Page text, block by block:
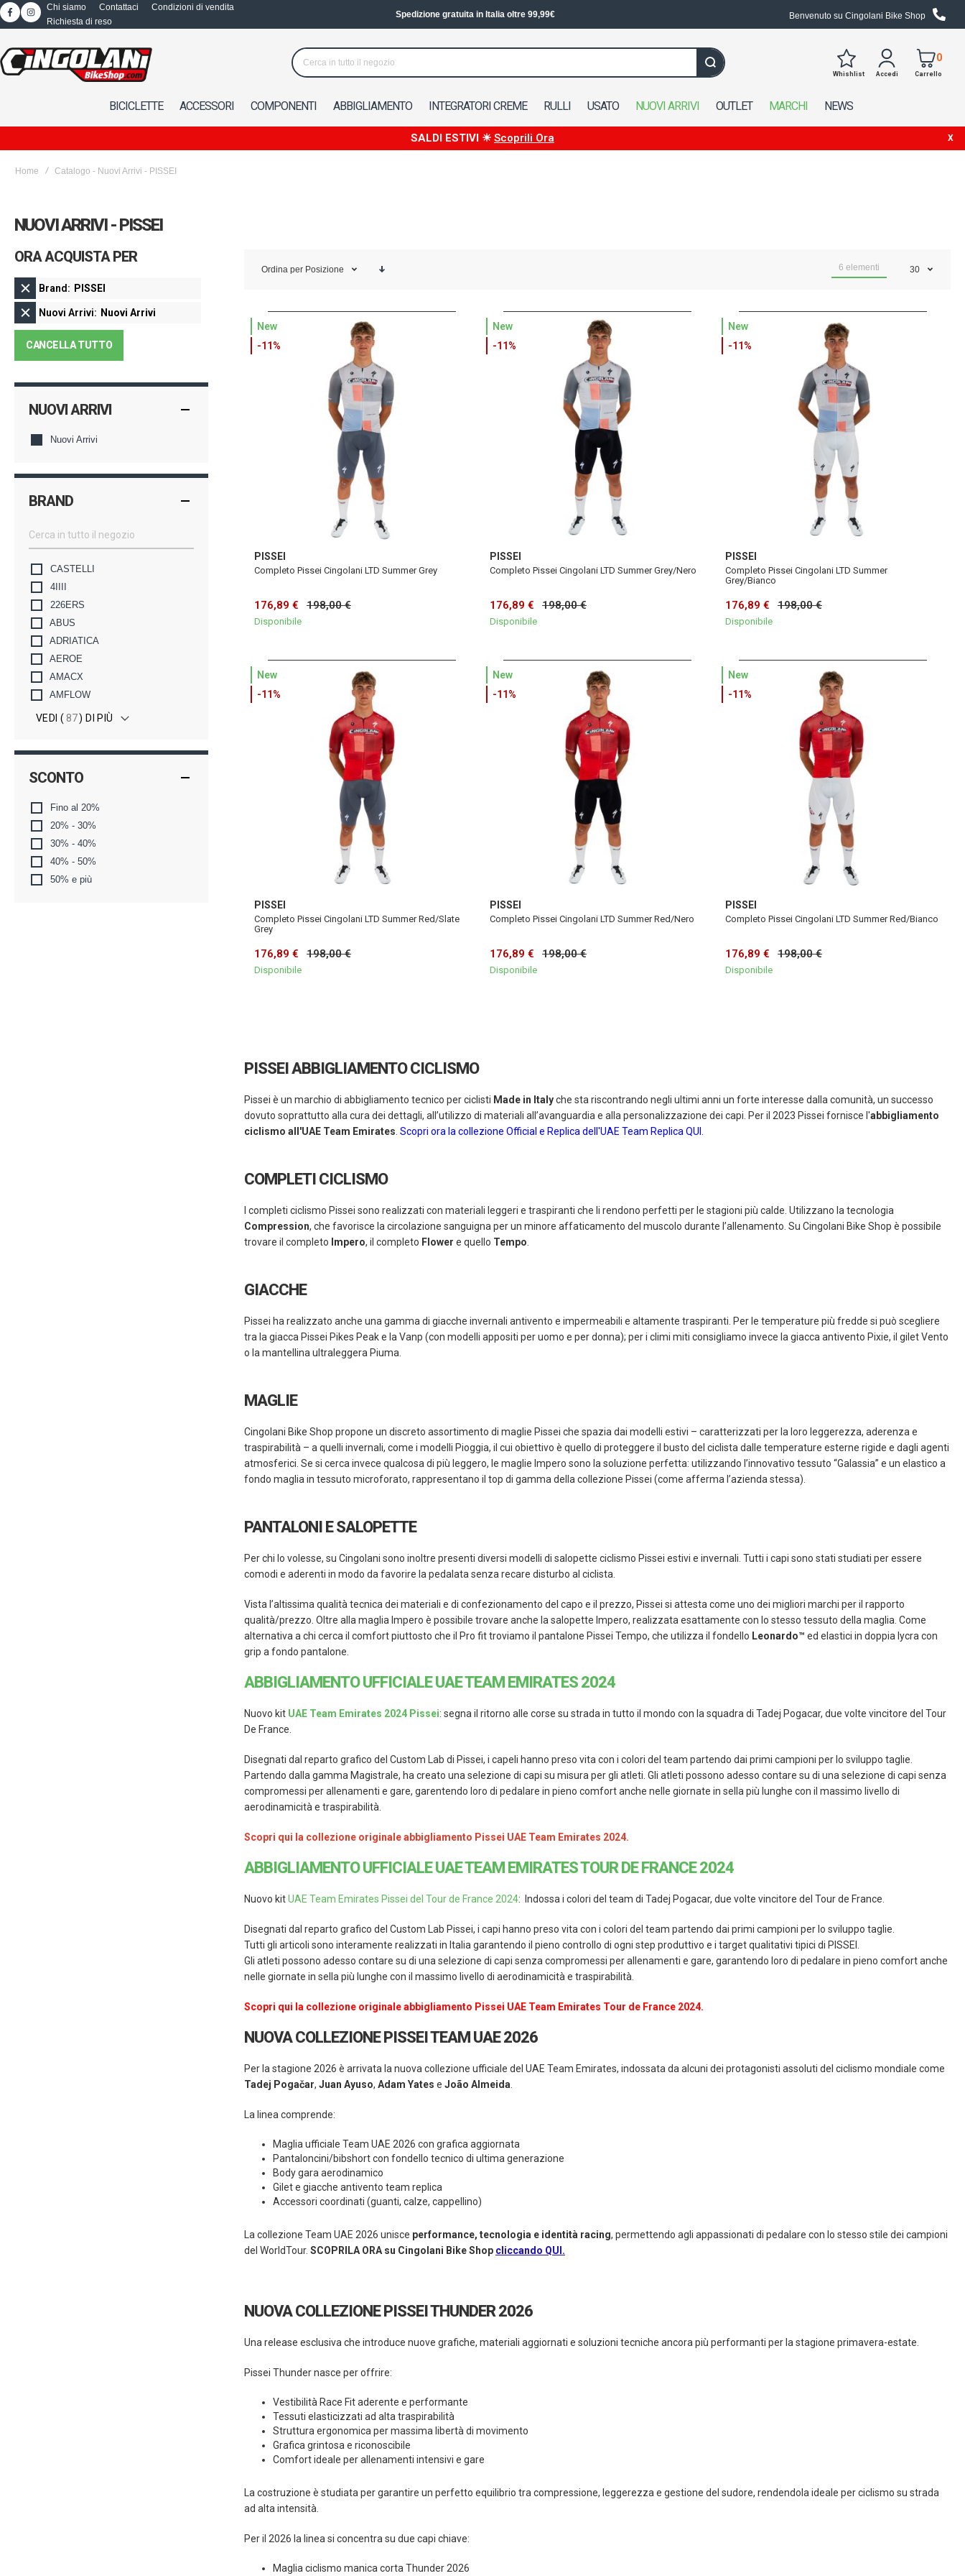
Chi siamo Contattaci
Condizioni di vendita
Richiesta di reso
Spedizione in 24/48h in Italia Benvenuto su Cingolani Bike Shop
Accedi
Whishlist
0
Carrello
BICICLETTE ACCESSORI COMPONENTI ABBIGLIAMENTO INTEGRATORI CREME RULLI USATO NUOVI ARRIVI OUTLET MARCHI NEWS
SALDI ESTIVI ☀ Scoprili Ora
Home Catalogo - Nuovi Arrivi - PISSEI
NUOVI ARRIVI - PISSEI
Ordina per Posizione 6 elementi 30
New
-11%
PISSEI
Completo Pissei Cingolani LTD Summer Grey
176,89 € 198,00 €
Disponibile
New
-11%
PISSEI
Completo Pissei Cingolani LTD Summer Grey/Nero
176,89 € 198,00 €
Disponibile
New
-11%
PISSEI
Completo Pissei Cingolani LTD Summer
Grey/Bianco
176,89 € 198,00 €
Disponibile
New
-11%
PISSEI
Completo Pissei Cingolani LTD Summer Red/Slate
Grey
176,89 € 198,00 €
Disponibile
New
-11%
PISSEI
Completo Pissei Cingolani LTD Summer Red/Nero
176,89 € 198,00 €
Disponibile
New
-11%
PISSEI
Completo Pissei Cingolani LTD Summer Red/Bianco
176,89 € 198,00 €
Disponibile
PISSEI ABBIGLIAMENTO CICLISMO
Pissei è un marchio di abbigliamento tecnico per ciclisti Made in Italyche sta riscontrando negli ultimi anni un forte interesse dalla comunità, un successo
dovuto soprattutto alla cura dei dettagli, all’utilizzo di materiali all’avanguardia e alla personalizzazione dei capi. Per il 2023 Pissei fornisce l'abbigliamento
ciclismo all'UAE Team Emirates Scopri ora la collezione Official e Replica dell'UAE Team Replica QUI
COMPLETI CICLISMO
I completi ciclismo Pissei sono realizzati con materiali leggeri e traspiranti che li rendono perfetti per le stagioni più calde. Utilizzano la tecnologia
Compression, che favorisce la circolazione sanguigna per un minore affaticamento del muscolo durante l’allenamento. Su Cingolani Bike Shop è possibile
trovare il completo Impero, il completo Flower e quello Tempo
GIACCHE
Pissei ha realizzato anche una gamma di giacche invernali antivento e impermeabili e altamente traspiranti. Per le temperature più fredde si può scegliere
tra la giacca Pissei Pikes Peak e la Vanp (con modelli appositi per uomo e per donna); per i climi miti consigliamo invece la giacca antivento Pixie, il gilet Vento
o la mantellina ultraleggera Piuma.
MAGLIE
Cingolani Bike Shop propone un discreto assortimento di maglie Pissei che spazia dai modelli estivi – caratterizzati per la loro leggerezza, aderenza e
traspirabilità – a quelli invernali, come i modelli Pioggia, il cui obiettivo è quello di proteggere il busto del ciclista dalle temperature esterne rigide e dagli agenti
atmosferici. Se si cerca invece qualcosa di più leggero, le maglie Impero sono la soluzione perfetta: utilizzando l’innovativo tessuto “Galassia” e un elastico a
fondo maglia in tessuto microforato, rappresentano il top di gamma della collezione Pissei (come afferma l’azienda stessa).
PANTALONI E SALOPETTE
Per chi lo volesse, su Cingolani sono inoltre presenti diversi modelli di salopette ciclismo Pissei estivi e invernali. Tutti i capi sono stati studiati per essere
comodi e aderenti in modo da favorire la pedalata senza recare disturbo al ciclista.
Vista l’altissima qualità tecnica dei materiali e di confezionamento del capo e il prezzo, Pissei si attesta come uno dei migliori marchi per il rapporto
qualità/prezzo. Oltre alla maglia Impero è possibile trovare anche la salopette Impero, realizzata esattamente con lo stesso tessuto della maglia. Come
alternativa a chi cerca il comfort piuttosto che il Pro fit troviamo il pantalone Pissei Tempo, che utilizza il fondello Leonardo™ ed elastici in doppia lycra con
grip a fondo pantalone.
ABBIGLIAMENTO UFFICIALE UAE TEAM EMIRATES 2024
Nuovo kit UAE Team Emirates 2024 Pissei: segna il ritorno alle corse su strada in tutto il mondo con la squadra di Tadej Pogacar, due volte vincitore del Tour
De France.
Disegnati dal reparto grafico del Custom Lab di Pissei, i capeli hanno preso vita con i colori del team partendo dai primi campioni per lo sviluppo taglie.
Partendo dalla gamma Magistrale, ha creato una selezione di capi su misura per gli atleti. Gli atleti possono adesso contare su di una selezione di capi senza
compromessi per allenamenti e gare, garentendo loro di pedalare in pieno comfort anche nelle giornate in sella più lunghe con il massimo livello di
aerodinamicità e traspirabilità.
Scopri qui la collezione originale abbigliamento Pissei UAE Team Emirates 2024.
ABBIGLIAMENTO UFFICIALE UAE TEAM EMIRATES TOUR DE FRANCE 2024
Nuovo kitUAE Team Emirates Pissei del Tour de France 2024: Indossa i colori del team di Tadej Pogacar, due volte vincitore del Tour de France.
Disegnati dal reparto grafico del Custom Lab Pissei, i capi hanno preso vita con i colori del team partendo dai primi campioni per lo sviluppo taglie.
Tutti gli articoli sono interamente realizzati in Italia garantendo il pieno controllo di ogni step produttivo e i target qualitativi tipici di PISSEI.
Gli atleti possono adesso contare su di una selezione di capi senza compromessi per allenamenti e gare, garantendo loro di pedalare in pieno comfort anche
nelle giornate in sella più lunghe con il massimo livello di aerodinamicità e traspirabilità.
Scopri qui la collezione originale abbigliamento Pissei UAE Team Emirates Tour de France 2024.
NUOVA COLLEZIONE PISSEI TEAM UAE 2026
Per la stagione 2026 è arrivata la nuova collezione ufficiale del UAE Team Emirates, indossata da alcuni dei protagonisti assoluti del ciclismo mondiale come
Tadej Pogačar, Juan Ayuso, Adam Yates e João Almeida
La linea comprende:
Maglia ufficiale Team UAE 2026 con grafica aggiornata
Pantaloncini/bibshort con fondello tecnico di ultima generazione
Body gara aerodinamico
Gilet e giacche antivento team replica
Accessori coordinati (guanti, calze, cappellino)
La collezione Team UAE 2026 unisce performance, tecnologia e identità racing, permettendo agli appassionati di pedalare con lo stesso stile dei campioni
del WorldTour. SCOPRILA ORA su Cingolani Bike Shop cliccando QUI.
NUOVA COLLEZIONE PISSEI THUNDER 2026
Una release esclusiva che introduce nuove grafiche, materiali aggiornati e soluzioni tecniche ancora più performanti per la stagione primavera-estate.
Pissei Thunder nasce per offrire:
Vestibilità Race Fit aderente e performante
Tessuti elasticizzati ad alta traspirabilità
Struttura ergonomica per massima libertà di movimento
Grafica grintosa e riconoscibile
Comfort ideale per allenamenti intensivi e gare
La costruzione è studiata per garantire un perfetto equilibrio tra compressione, leggerezza e gestione del sudore, rendendola ideale per ciclismo su strada
ad alta intensità.
Per il 2026 la linea si concentra su due capi chiave:
Maglia ciclismo manica corta Thunder 2026
ORA ACQUISTA PER
Brand PISSEI
Nuovi Arrivi Nuovi Arrivi
CANCELLA TUTTO
NUOVI ARRIVI
Nuovi Arrivi
BRAND
CASTELLI
4IIII
226ERS
ABUS
ADRIATICA
AEROE
AMACX
AMFLOW
VEDI ( 87) DI PIÙ
SCONTO
Fino al 20%
20% - 30%
30% - 40%
40% - 50%
50% e più